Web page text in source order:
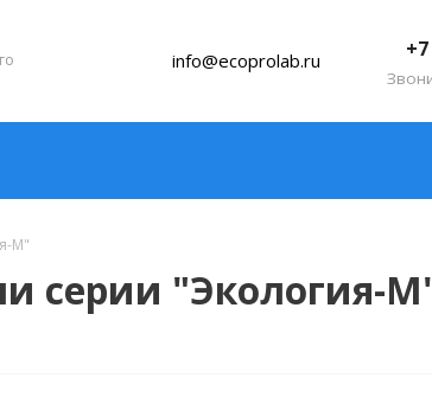
info@ecoprolab.ru
М"
серии "Экология-